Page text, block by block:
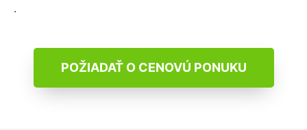
.
POŽIADAŤ O CENOVÚ PONUKU